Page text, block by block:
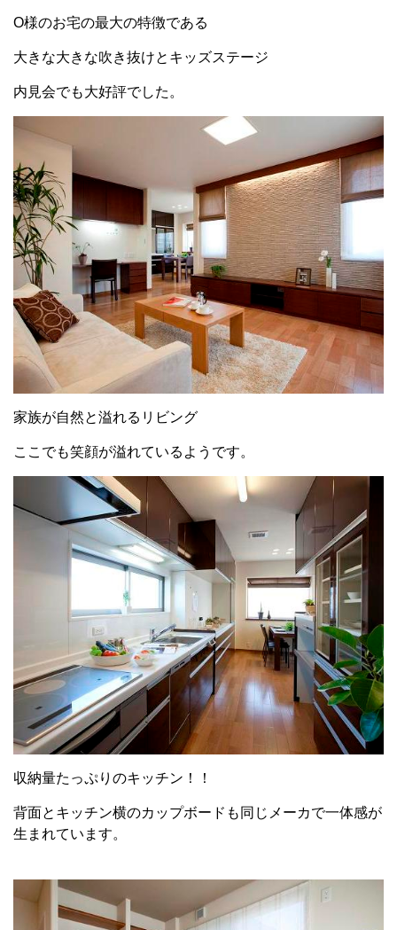
O様のお宅の最大の特徴である
大きな大きな吹き抜けとキッズステージ
内見会でも大好評でした。
家族が自然と溢れるリビング
ここでも笑顔が溢れているようです。
収納量たっぷりのキッチン！！
背面とキッチン横のカップボードも同じメーカで一体感が
生まれています。